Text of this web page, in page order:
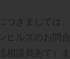
つきましては
ヒルズのお問
相談員あて）